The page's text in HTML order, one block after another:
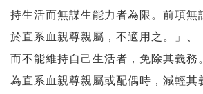
持生活而無謀生能力者為限。前項無
於直系血親尊親屬，不適用之。」、
而不能維持自己生活者，免除其義務
為直系血親尊親屬或配偶時，減輕其